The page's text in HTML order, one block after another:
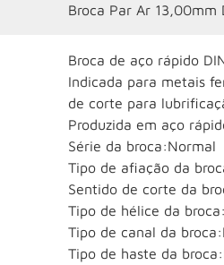
Broca Par Ar 13,00mm
Broca de aço rápido
Indicada para metais
de corte para
Produzida em aço
Série da broca:Normal
Tipo de afiação da
Sentido de corte da
Tipo de hélice da
Tipo de canal da
Tipo de haste da